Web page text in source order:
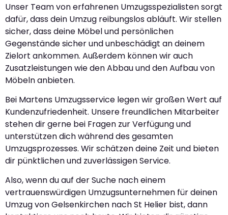
Unser Team von erfahrenen Umzugsspezialisten sorgt
dafür, dass dein Umzug reibungslos abläuft. Wir stellen
sicher, dass deine Möbel und persönlichen
Gegenstände sicher und unbeschädigt an deinem
Zielort ankommen. Außerdem können wir auch
Zusatzleistungen wie den Abbau und den Aufbau von
Möbeln anbieten.
Bei Martens Umzugsservice legen wir großen Wert auf
Kundenzufriedenheit. Unsere freundlichen Mitarbeiter
stehen dir gerne bei Fragen zur Verfügung und
unterstützen dich während des gesamten
Umzugsprozesses. Wir schätzen deine Zeit und bieten
dir pünktlichen und zuverlässigen Service.
Also, wenn du auf der Suche nach einem
vertrauenswürdigen Umzugsunternehmen für deinen
Umzug von Gelsenkirchen nach St Helier bist, dann